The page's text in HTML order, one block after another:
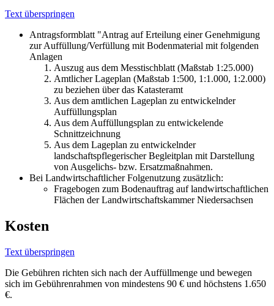
Text überspringen
Antragsformblatt "Antrag auf Erteilung einer Genehmigung
zur Auffüllung/Verfüllung mit Bodenmaterial mit folgenden
Anlagen
Auszug aus dem Messtischblatt (Maßstab 1:25.000)
Amtlicher Lageplan (Maßstab 1:500, 1:1.000, 1:2.000)
zu beziehen über das Katasteramt
Aus dem amtlichen Lageplan zu entwickelnder
Auffüllungsplan
Aus dem Auffüllungsplan zu entwickelende
Schnittzeichnung
Aus dem Lageplan zu entwickelnder
landschaftspflegerischer Begleitplan mit Darstellung
von Ausgelichs- bzw. Ersatzmaßnahmen.
Bei Landwirtschaftlicher Folgenutzung zusätzlich:
Fragebogen zum Bodenauftrag auf landwirtschaftlichen
Flächen der Landwirtschaftskammer Niedersachsen
Kosten
Text überspringen
Die Gebühren richten sich nach der Auffüllmenge und bewegen
sich im Gebührenrahmen von mindestens 90 € und höchstens 1.650
€.